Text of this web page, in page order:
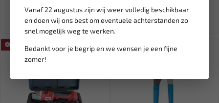
Vanaf 22 augustus zijn wij weer volledig beschikbaar
en doen wij ons best om eventuele achterstanden zo
snel mogelijk weg te werken.
Bedankt voor je begrip en we wensen je een fijne
zomer!